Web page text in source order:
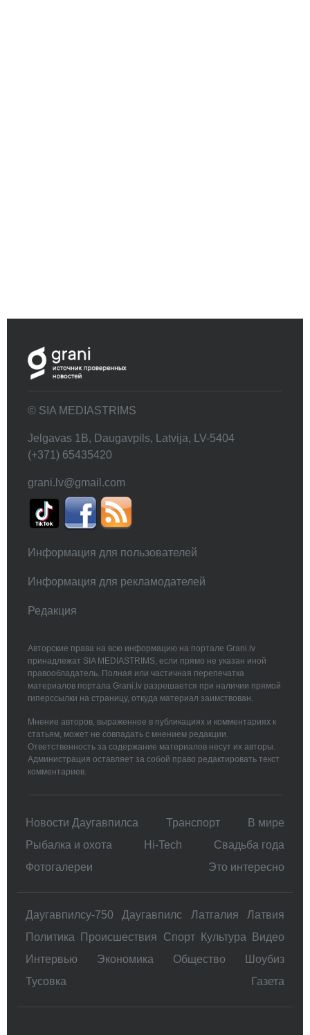
© SIA MEDIASTRIMS
Jelgavas 1B, Daugavpils, Latvija, LV-5404
(+371) 65435420
grani.lv@gmail.com
Информация для пользователей
Информация для рекламодателей
Редакция
Авторские права на всю информацию на портале Grani.lv
принадлежат SIA MEDIASTRIMS, если прямо не указан иной
правообладатель. Полная или частичная перепечатка
материалов портала Grani.lv разрешается при наличии прямой
гиперссылки на страницу, откуда материал заимствован.
Мнение авторов, выраженное в публикациях и комментариях к
статьям, может не совпадать с мнением редакции.
Ответственность за содержание материалов несут их авторы.
Администрация оставляет за собой право редактировать текст
комментариев.
Новости Даугавпилса Транспорт
В мире
Рыбалка и охота
Hi-Tech
Свадьбa года
Фотогалереи
Это интересно
Даугавпилсу-750 Даугавпилс Латгалия
Латвия
Политика
Происшествия Спорт Культура
Видео
Интервью
Экономика Общество
Шоубиз
Тусовка
Газета